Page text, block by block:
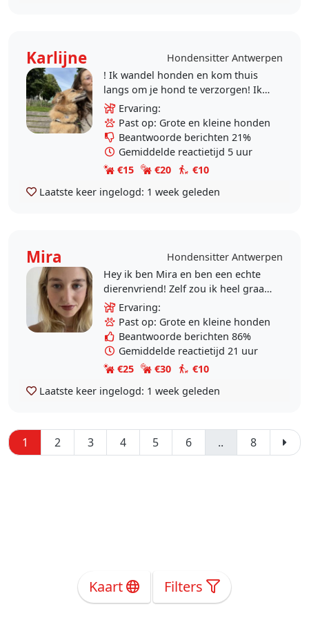
Karlijne
Hondensitter Antwerpen
! Ik wandel honden en kom thuis
langs om je hond te verzorgen! Ik
kan geen hond thuis opvangen ivm
afwezigheid/vakantie ! Ik ben
opgegroeid met..
Ervaring:
Past op: Grote en kleine honden
Beantwoorde berichten 21%
Gemiddelde reactietijd 5 uur
€15
€20
€10
Laatste keer ingelogd: 1 week geleden
Mira
Hondensitter Antwerpen
Hey ik ben Mira en ben een echte
dierenvriend! Zelf zou ik heel graag
een hondje willen maar jammer
genoeg zien mijn ouders dat niet
helemaal..
Ervaring:
Past op: Grote en kleine honden
Beantwoorde berichten 86%
Gemiddelde reactietijd 21 uur
€25
€30
€10
Laatste keer ingelogd: 1 week geleden
1 2 3 4 5 6 .. 8
Kaart Filters